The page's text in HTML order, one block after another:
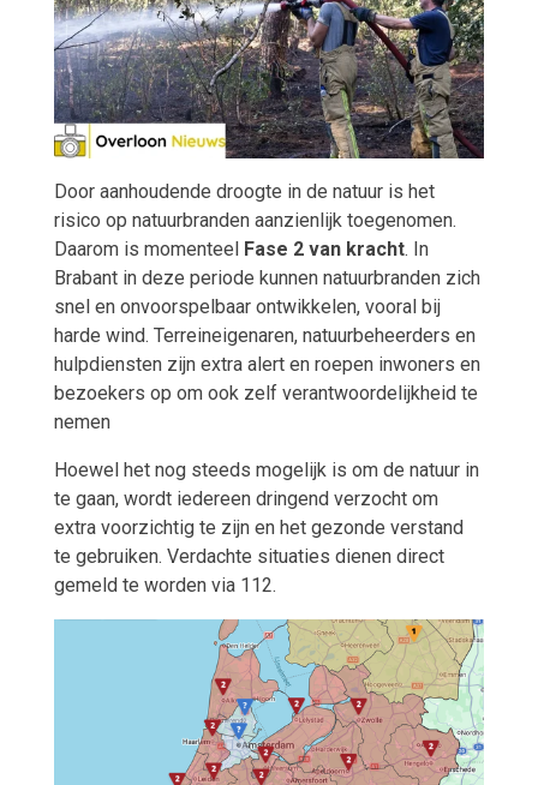
Door aanhoudende droogte in de natuur is het
risico op natuurbranden aanzienlijk toegenomen.
Daarom is momenteel
Fase 2 van kracht. In
Brabant in deze periode kunnen natuurbranden zich
snel en onvoorspelbaar ontwikkelen, vooral bij
harde wind. Terreineigenaren, natuurbeheerders en
hulpdiensten zijn extra alert en roepen inwoners en
bezoekers op om ook zelf verantwoordelijkheid te
nemen
Hoewel het nog steeds mogelijk is om de natuur in
te gaan, wordt iedereen dringend verzocht om
extra voorzichtig te zijn en het gezonde verstand
te gebruiken. Verdachte situaties dienen direct
gemeld te worden via 112.